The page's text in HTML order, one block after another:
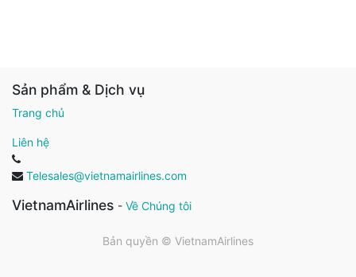
Sản phẩm & Dịch vụ
Trang chủ
Liên hệ
Telesales@vietnamairlines.com
VietnamAirlines - Về Chúng tôi
Bản quyền © VietnamAirlines